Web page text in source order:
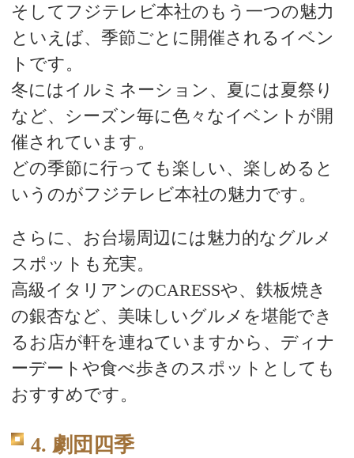
そしてフジテレビ本社のもう一つの魅力
といえば、季節ごとに開催されるイベン
トです。
冬にはイルミネーション、夏には夏祭り
など、シーズン毎に色々なイベントが開
催されています。
どの季節に行っても楽しい、楽しめると
いうのがフジテレビ本社の魅力です。
さらに、お台場周辺には魅力的なグルメ
スポットも充実。
高級イタリアンのCARESSや、鉄板焼き
の銀杏など、美味しいグルメを堪能でき
るお店が軒を連ねていますから、ディナ
ーデートや食べ歩きのスポットとしても
おすすめです。
4. 劇団四季